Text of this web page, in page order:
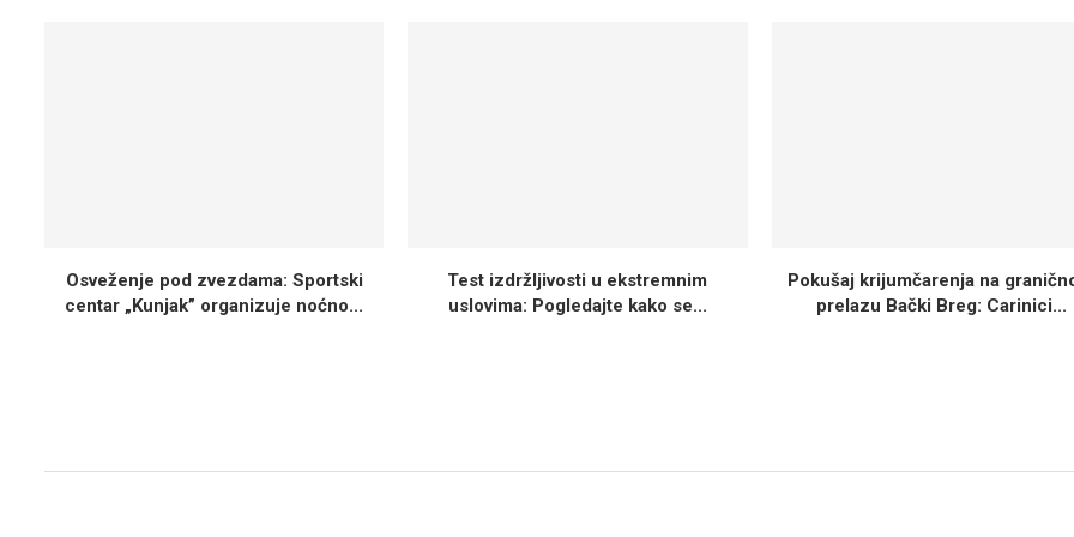
Osveženje pod zvezdama: Sportski
centar „Kunjak” organizuje noćno...
Test izdržljivosti u ekstremnim
uslovima: Pogledajte kako se...
Pokušaj krijumčarenja na
prelazu Bački Breg: Carinici...